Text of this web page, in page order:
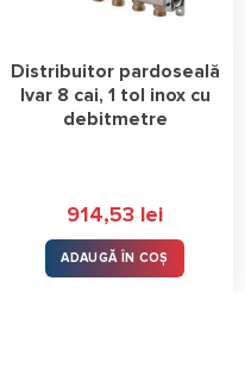
Distribuitor pardoseală
Ivar 8 cai, 1 tol inox cu
debitmetre
914,53 lei
ADAUGĂ ÎN COȘ